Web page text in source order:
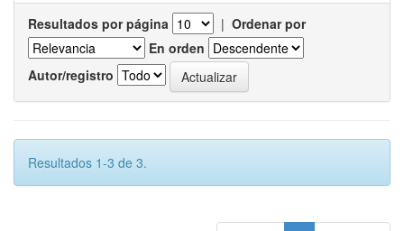
Resultados por página | Ordenar por
En orden
Autor/registro
Resultados 1-3 de 3.